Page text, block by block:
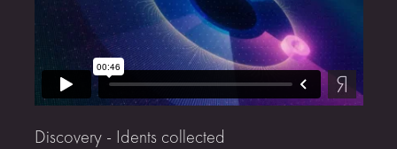
Discovery - Idents collected